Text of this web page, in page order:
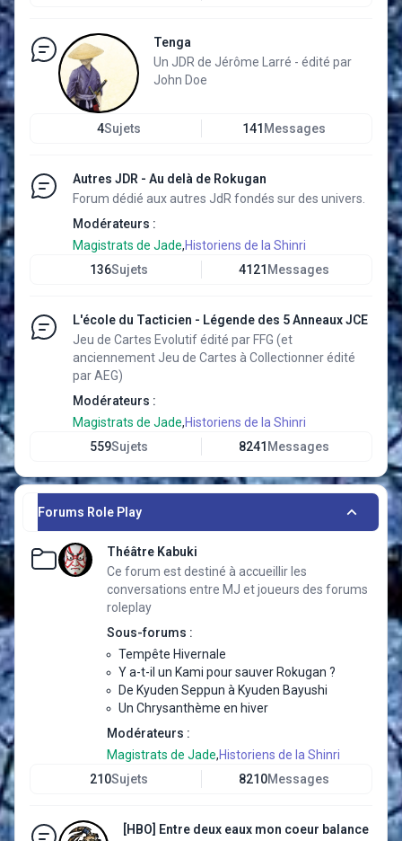
Tenga
Un JDR de Jérôme Larré - édité par
John Doe
4Sujets 141 Messages
Autres JDR - Au delà de Rokugan
Forum dédié aux autres JdR fondés sur des univers.
Modérateurs :
Magistrats de Jade,Historiens de la Shinri
136Sujets 4121 Messages
L'école du Tacticien - Légende des 5 Anneaux JCE
Jeu de Cartes Evolutif édité par FFG (et
anciennement Jeu de Cartes à Collectionner édité
par AEG)
Modérateurs :
Magistrats de Jade,Historiens de la Shinri
559Sujets 8241 Messages
Forums Role Play
Théâtre Kabuki
Ce forum est destiné à accueillir les
conversations entre MJ et joueurs des forums
roleplay
Sous-forums :
Tempête Hivernale
Y a-t-il un Kami pour sauver Rokugan ?
De Kyuden Seppun à Kyuden Bayushi
Un Chrysanthème en hiver
Modérateurs :
Magistrats de Jade,Historiens de la Shinri
210Sujets 8210Messages
[HBO] Entre deux eaux mon coeur balance